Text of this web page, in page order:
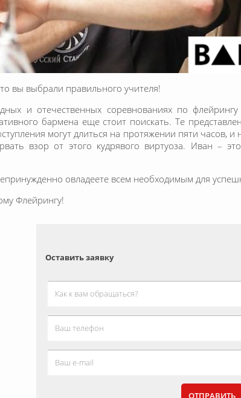
вы выбрали правильного учителя!
и отечественных соревнованиях по
бармена еще стоит поискать. Те
могут длиться на протяжении пяти часов, и
взор от этого кудрявого виртуоза. Иван –
овладеете всем необходимым для
Флейрингу!
Оставить заявку